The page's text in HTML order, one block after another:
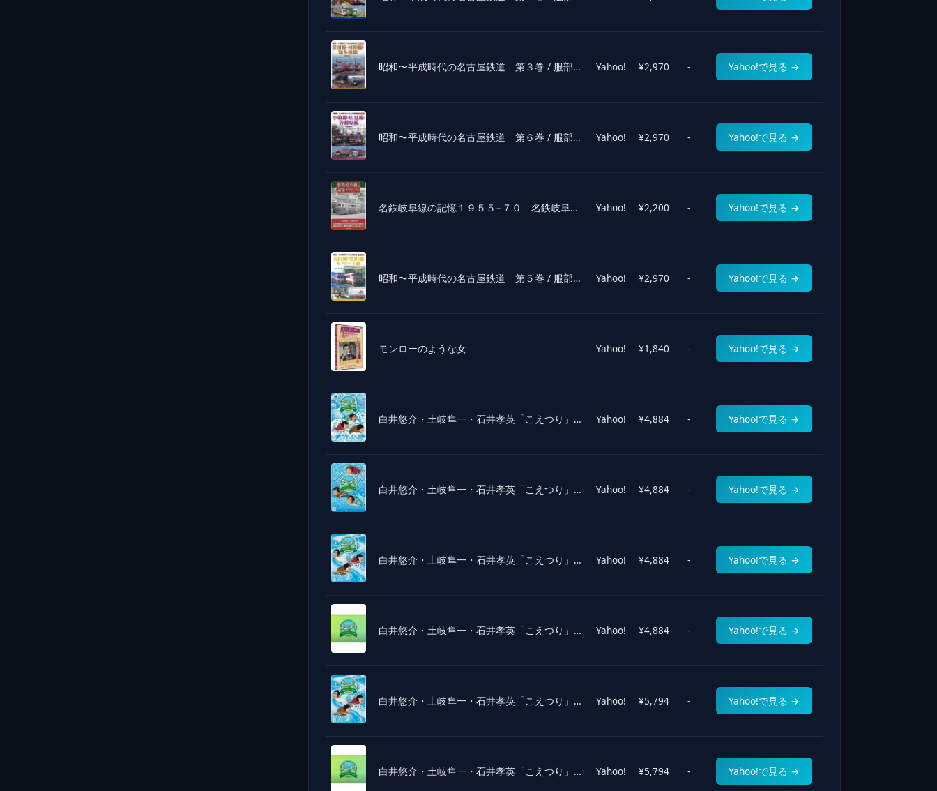
昭和〜平成時代の名古屋鉄道 第３巻 / 服部重敬 Yahoo! ¥2,970 - Yahoo!で見る →
昭和〜平成時代の名古屋鉄道 第６巻 / 服部重敬 Yahoo! ¥2,970 - Yahoo!で見る →
名鉄岐阜線の記憶１９５５−７０ 名鉄岐阜市内線 高富線 鏡島線 美濃町線 揖斐線 谷汲線 / 白井昭 写真 Yahoo! ¥2,200 - Yahoo!で見る →
昭和〜平成時代の名古屋鉄道 第５巻 / 服部重敬 Yahoo! ¥2,970 - Yahoo!で見る →
モンローのような女 Yahoo! ¥1,840 - Yahoo!で見る →
白井悠介・土岐隼一・石井孝英「こえつり」1 [DVD] Yahoo! ¥4,884 - Yahoo!で見る →
白井悠介・土岐隼一・石井孝英「こえつり」2 [DVD] Yahoo! ¥4,884 - Yahoo!で見る →
白井悠介・土岐隼一・石井孝英「こえつり」3 [DVD] Yahoo! ¥4,884 - Yahoo!で見る →
白井悠介・土岐隼一・石井孝英「こえつり」4 [DVD] Yahoo! ¥4,884 - Yahoo!で見る →
白井悠介・土岐隼一・石井孝英「こえつり」3 [Blu-ray] Yahoo! ¥5,794 - Yahoo!で見る →
白井悠介・土岐隼一・石井孝英「こえつり」4 [Blu-ray] Yahoo! ¥5,794 - Yahoo!で見る →